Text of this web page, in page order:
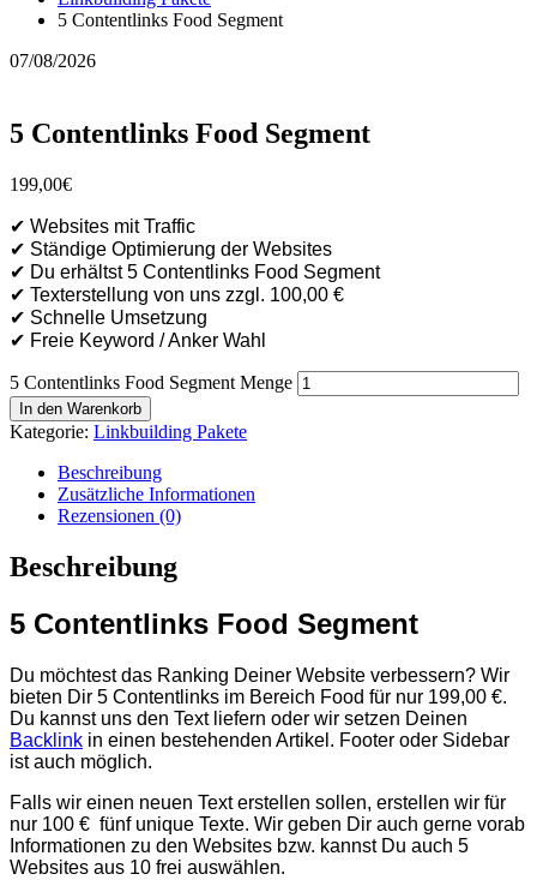
5 Contentlinks Food Segment
07/08/2026
5 Contentlinks Food Segment
199,00€
✔ Websites mit Traffic
✔ Ständige Optimierung der Websites
✔ Du erhältst 5 Contentlinks Food Segment
✔ Texterstellung von uns zzgl. 100,00 €
✔ Schnelle Umsetzung
✔ Freie Keyword / Anker Wahl
5 Contentlinks Food Segment Menge
In den Warenkorb
Kategorie: Linkbuilding Pakete
Beschreibung
Zusätzliche Informationen
Rezensionen (0)
Beschreibung
5 Contentlinks Food Segment
Du möchtest das Ranking Deiner Website verbessern? Wir
bieten Dir 5 Contentlinks im Bereich Food für nur 199,00 €.
Du kannst uns den Text liefern oder wir setzen Deinen
Backlink in einen bestehenden Artikel. Footer oder Sidebar
ist auch möglich.
Falls wir einen neuen Text erstellen sollen, erstellen wir für
nur 100 € fünf unique Texte. Wir geben Dir auch gerne vorab
Informationen zu den Websites bzw. kannst Du auch 5
Websites aus 10 frei auswählen.